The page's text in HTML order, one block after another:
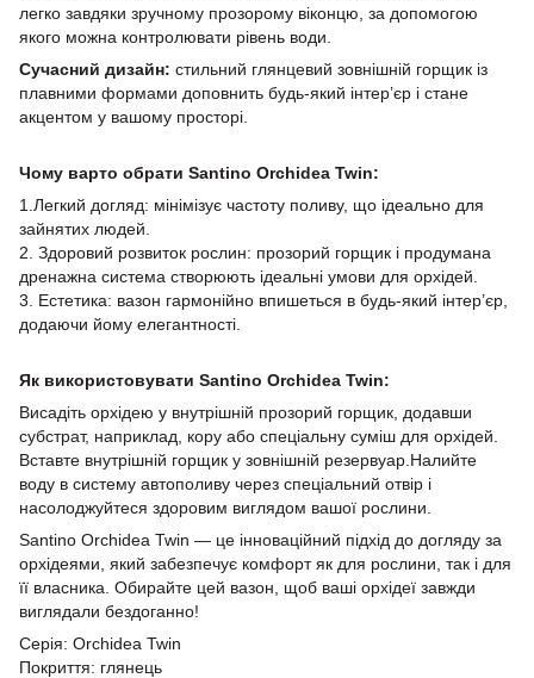
легко завдяки зручному прозорому віконцю, за допомогою
якого можна контролювати рівень води.
Сучасний дизайн: стильний глянцевий зовнішній горщик із
плавними формами доповнить будь-який інтер’єр і стане
акцентом у вашому просторі.
Чому варто обрати Santino Orchidea Twin:
1.Легкий догляд: мінімізує частоту поливу, що ідеально для
зайнятих людей.
2. Здоровий розвиток рослин: прозорий горщик і продумана
дренажна система створюють ідеальні умови для орхідей.
3. Естетика: вазон гармонійно впишеться в будь-який інтер’єр,
додаючи йому елегантності.
Як використовувати Santino Orchidea Twin:
Висадіть орхідею у внутрішній прозорий горщик, додавши
субстрат, наприклад, кору або спеціальну суміш для орхідей.
Вставте внутрішній горщик у зовнішній резервуар.Налийте
воду в систему автополиву через спеціальний отвір і
насолоджуйтеся здоровим виглядом вашої рослини.
Santino Orchidea Twin — це інноваційний підхід до догляду за
орхідеями, який забезпечує комфорт як для рослини, так і для
її власника. Обирайте цей вазон, щоб ваші орхідеї завжди
виглядали бездоганно!
Серія: Orchidea Twin
Покриття: глянець